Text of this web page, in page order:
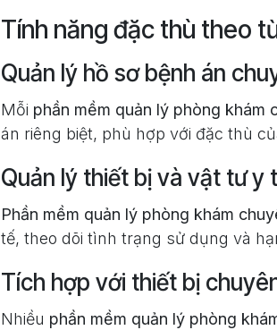
Tính năng đặc thù theo
Quản lý hồ sơ bệnh án
Mỗi phần mềm quản lý phòng khám
án riêng biệt, phù hợp với đặc thù
Quản lý thiết bị và vật tư y
Phần mềm quản lý phòng khám
tế, theo dõi tình trạng sử dụng và
Tích hợp với thiết bị
Nhiều phần mềm quản lý phòng